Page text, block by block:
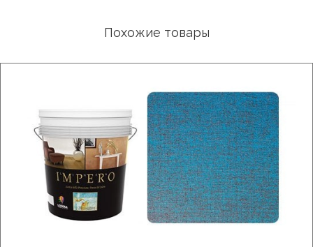
Похожие товары